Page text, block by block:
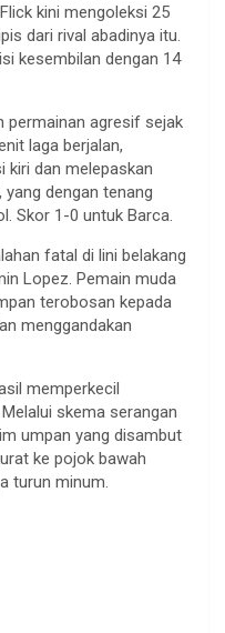
Flick kini mengoleksi 25
dari rival abadinya itu.
kesembilan dengan 14
permainan agresif sejak
laga berjalan,
kiri dan melepaskan
yang dengan tenang
. Skor 1-0 untuk Barca.
fatal di lini belakang
Lopez. Pemain muda
terobosan kepada
menggandakan
memperkecil
Melalui skema serangan
umpan yang disambut
ke pojok bawah
turun minum.